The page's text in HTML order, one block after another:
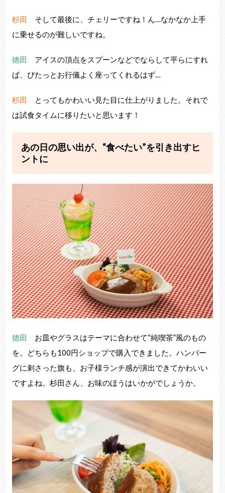
杉田 そして最後に、チェリーですね！ん…なかなか上⼿
に乗せるのが難しいですね。
徳田 アイスの頂点をスプーンなどでならして平らにすれ
ば、ぴたっとお⾏儀よく座ってくれるはず…
杉田 とってもかわいい⾒た⽬に仕上がりました。それで
は試⾷タイムに移りたいと思います！
あの⽇の思い出が、“⾷べたい”を引き出すヒ
ントに
徳田 お⽫やグラスはテーマに合わせて“純喫茶”⾵のもの
を。どちらも100円ショップで購⼊できました。ハンバー
グに刺さった旗も、お⼦様ランチ感が演出できてかわいい
ですよね。杉⽥さん、お味のほうはいかがでしょうか。